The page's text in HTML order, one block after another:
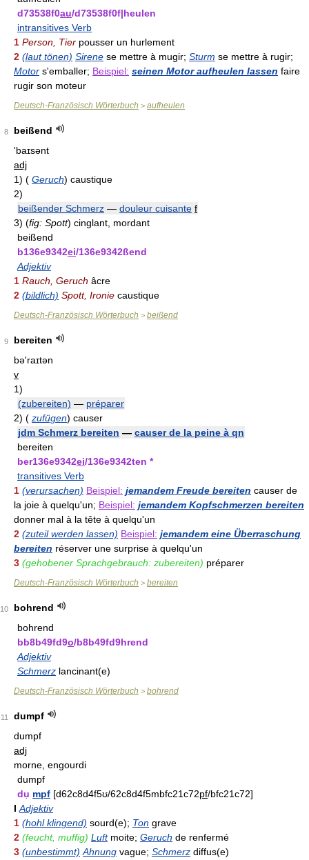
d73538f0au/d73538f0f|heulen
intransitives Verb
1 Person, Tier pousser un hurlement
2 (laut tönen) Sirene se mettre à mugir; Sturm se mettre à rugir;
Motor s'emballer; Beispiel: seinen Motor aufheulen lassen faire
rugir son moteur
Deutsch-Französisch Wörterbuch > aufheulen
8
beißend
'baɪsənt
adj
1) ( Geruch) caustique
2)
beißender Schmerz — douleur cuisante f
3) (fig: Spott) cinglant, mordant
beißend
b136e9342ei/136e9342ßend
Adjektiv
1 Rauch, Geruch âcre
2 (bildlich) Spott, Ironie caustique
Deutsch-Französisch Wörterbuch > beißend
9
bereiten
bə'raɪtən
v
1)
(zubereiten) — préparer
2) ( zufügen) causer
jdm Schmerz bereiten — causer de la peine à qn
bereiten
ber136e9342ei/136e9342ten *
transitives Verb
1 (verursachen) Beispiel: jemandem Freude bereiten causer de
la joie à quelqu'un; Beispiel: jemandem Kopfschmerzen bereiten
donner mal à la tête à quelqu'un
2 (zuteil werden lassen) Beispiel: jemandem eine Überraschung
bereiten réserver une surprise à quelqu'un
3 (gehobener Sprachgebrauch: zubereiten) préparer
Deutsch-Französisch Wörterbuch > bereiten
10
bohrend
bohrend
bb8b49fd9o/b8b49fd9hrend
Adjektiv
Schmerz lancinant(e)
Deutsch-Französisch Wörterbuch > bohrend
11
dumpf
dumpf
adj
morne, engourdi
dumpf
du mpf [d62c8d4f5ʊ/62c8d4f5mbfc21c72pf/bfc21c72]
I Adjektiv
1 (hohl klingend) sourd(e); Ton grave
2 (feucht, muffig) Luftmoite; Geruch de renfermé
3 (unbestimmt) Ahnung vague; Schmerz diffus(e)